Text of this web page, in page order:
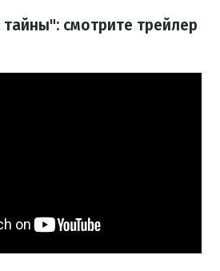
смотрите трейлер